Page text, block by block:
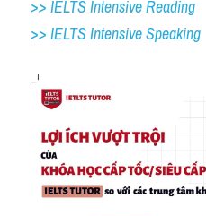
>> IELTS Intensive Reading
>> IELTS Intensive Speaking